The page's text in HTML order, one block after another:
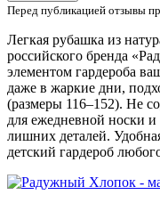
Перед публикацией отзывы
Легкая рубашка из
российского бренда
элементом гардероба
даже в жаркие дни,
(размеры 116–152). Не
для ежедневной носки и
лишних деталей.
детский гардероб